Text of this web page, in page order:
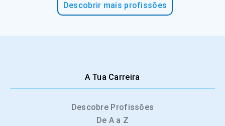
Descobrir mais profissões
A Tua Carreira
Descobre Profissões
De A a Z